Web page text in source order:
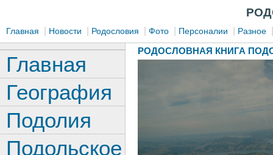
Главная Новости Родословия Фото Персоналии Разное
РОДОСЛОВНАЯ КНИГА
Главная
География
Подолия
Подольское